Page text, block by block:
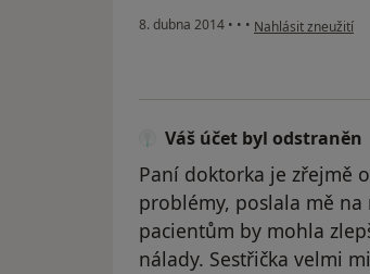
8. dubna 2014 • • • podle názoru
Nahlásit zneužití
Váš účet byl odstraněn
Paní doktorka je zřejmě
problémy, poslala mě
pacientům by mohla
nálady. Sestřička velmi